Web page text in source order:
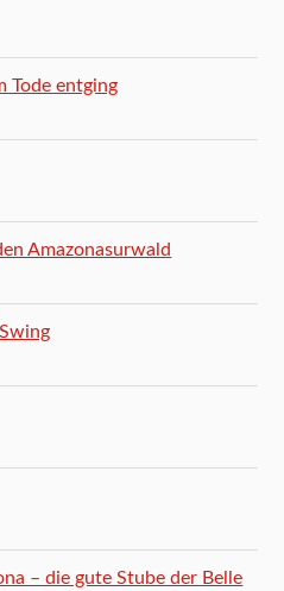
Tode entging
Amazonasurwald
– die gute Stube der Belle